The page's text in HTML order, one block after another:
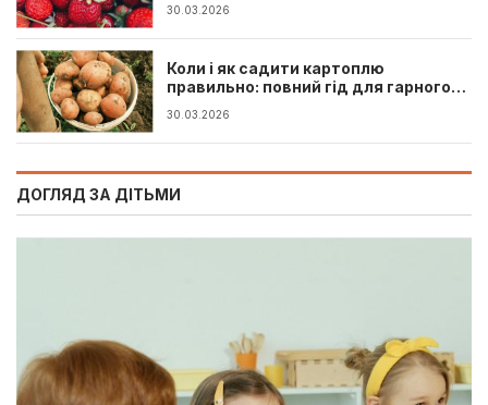
30.03.2026
Коли і як садити картоплю
правильно: повний гід для гарного
врожаю
30.03.2026
ДОГЛЯД ЗА ДІТЬМИ